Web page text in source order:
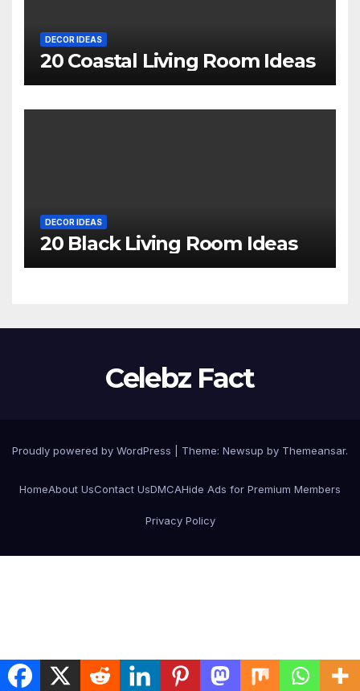
DECOR IDEAS
20 Coastal Living Room Ideas
DECOR IDEAS
20 Black Living Room Ideas
Celebz Fact
Proudly powered by WordPress Theme: Newsup by Themeansar.
HomeAbout UsContact UsDMCAHide Ads for Premium Members
Privacy Policy